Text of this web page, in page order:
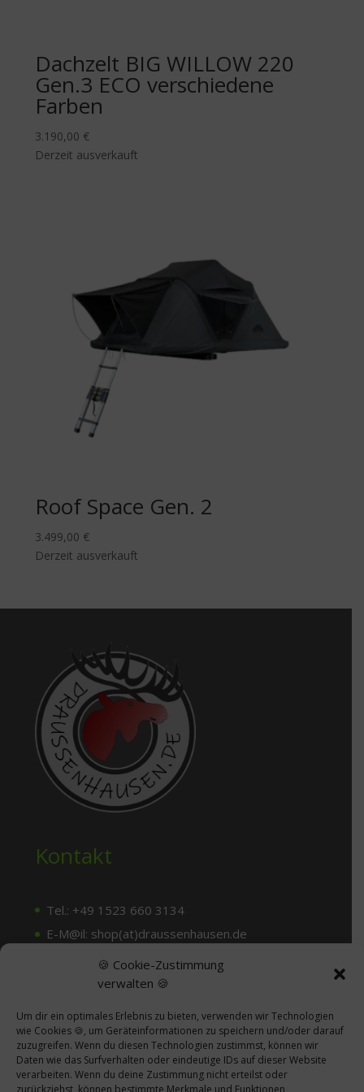
🍪 Cookie-Zustimmung
verwalten 🍪
Um dir ein optimales Erlebnis zu bieten, verwenden wir Technologien
wie Cookies 🍪, um Geräteinformationen zu speichern und/oder darauf
zuzugreifen. Wenn du diesen Technologien zustimmst, können wir
Daten wie das Surfverhalten oder eindeutige IDs auf dieser Website
verarbeiten. Wenn du deine Zustimmung nicht erteilst oder
zurückziehst, können bestimmte Merkmale und Funktionen
Dachzelt BIG WILLOW 220
Gen.3 ECO verschiedene
Farben
3.190,00 €
Derzeit ausverkauft
Roof Space Gen. 2
3.499,00 €
Derzeit ausverkauft
Kontakt
Tel.: +49 1523 660 3134
E-M@il: shop(at)draussenhausen.de
Dein Weg zu uns
Termine nach tel. Abprache
Draussenhausen